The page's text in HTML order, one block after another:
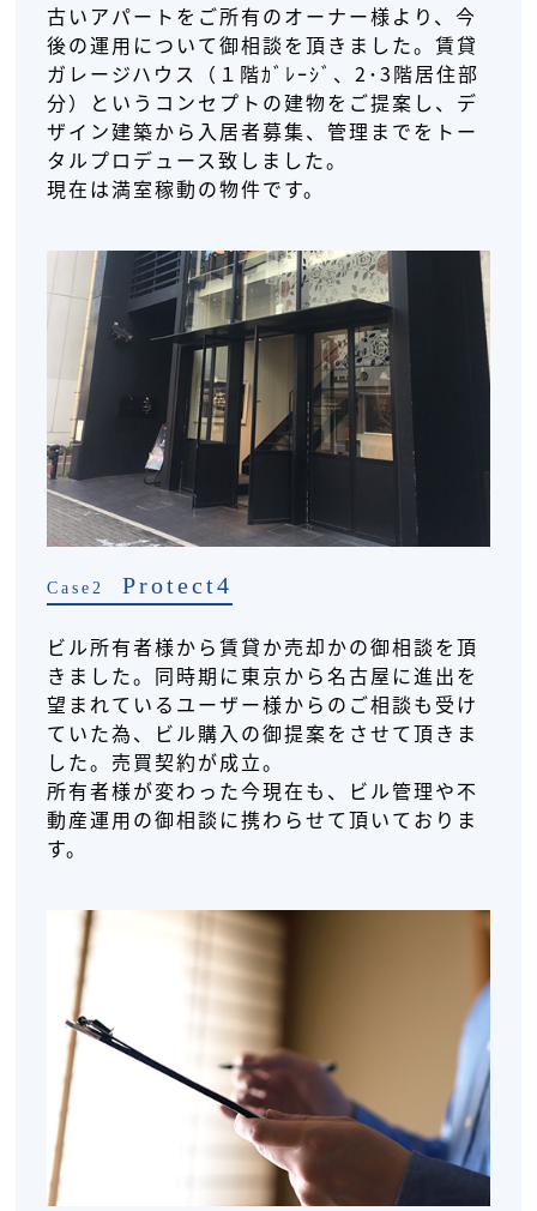
古いアパートをご所有のオーナー様より、今
後の運用について御相談を頂きました。賃貸
ガレージハウス（１階ｶﾞﾚｰｼﾞ、2･3階居住部
分）というコンセプトの建物をご提案し、デ
ザイン建築から入居者募集、管理までをトー
タルプロデュース致しました。
現在は満室稼動の物件です。
Case2 Protect4
ビル所有者様から賃貸か売却かの御相談を頂
きました。同時期に東京から名古屋に進出を
望まれているユーザー様からのご相談も受け
ていた為、ビル購入の御提案をさせて頂きま
した。売買契約が成立。
所有者様が変わった今現在も、ビル管理や不
動産運用の御相談に携わらせて頂いておりま
す。